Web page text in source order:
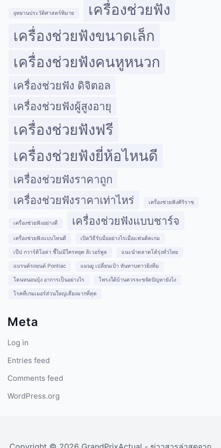
อุทยานประวัติศาสตร์พิมาย
เครื่องช่วยฟัง
เครื่องช่วยฟังขนาดเล็ก
เครื่องช่วยฟังคนหูหนวก
เครื่องช่วยฟัง ดิจิตอล
เครื่องช่วยฟังผู้สูงอายุ
เครื่องช่วยฟังฟรี
เครื่องช่วยฟังยี่ห้อไหนดี
เครื่องช่วยฟังราคาถูก
เครื่องช่วยฟังราคาเท่าไหร่
เครื่องช่วยฟังศิริราช
เครื่องช่วยฟังอย่างดี เครื่องช่วยฟังแบบชาร์จ
เครื่องช่วยฟังแบบไหนดี เปิดวิธีรับมืออย่างไรเมื่อแฟนติดเกม
เป๊ป กวาร์ดิโอล่า ชี้ไม่มีใครหยุด ลิเวอร์พูล แนะนำตลาดโต้รุ่งทั่วไทย
แบรนด์รถยนต์ Pontiac แมนยู เปลี่ยนเป้า หันทาบดาวยิงทีม
โดนหนอนบุ้ง อาการเป็นอย่างไร โพรงใต้บ้านควรจะขจัดปัญหายังไง
โรคที่เกมเมอร์ส่วนใหญ่เสี่ยงมากที่สุด
Meta
Log in
Entries feed
Comments feed
WordPress.org